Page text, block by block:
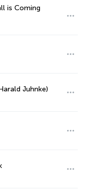
is Coming
Juhnke)